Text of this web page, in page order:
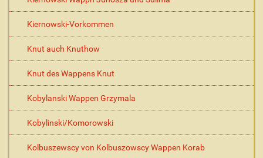
Kiernowski-Vorkommen
Knut auch Knuthow
Knut des Wappens Knut
Kobylanski Wappen Grzymala
Kobylinski/Komorowski
Kolbuszewscy von Kolbuszowscy Wappen Korab